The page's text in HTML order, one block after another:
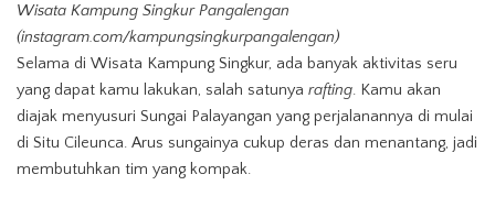
Wisata Kampung Singkur Pangalengan
(instagram.com/kampungsingkurpangalengan)
Selama di Wisata Kampung Singkur, ada banyak aktivitas seru
yang dapat kamu lakukan, salah satunya rafting. Kamu akan
diajak menyusuri Sungai Palayangan yang perjalanannya di mulai
di Situ Cileunca. Arus sungainya cukup deras dan menantang, jadi
membutuhkan tim yang kompak.